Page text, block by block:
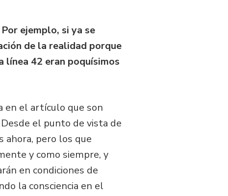
ejemplo, si ya se
de la realidad porque
línea 42 eran poquísimos
en el artículo que son
el punto de vista de
ahora, pero los que
y como siempre, y
en condiciones de
la consciencia en el